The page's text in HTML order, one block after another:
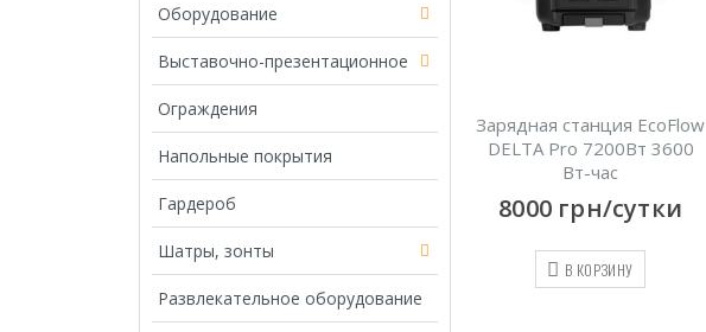
Зарядная станция EcoFlow
DELTA Pro 7200Вт 3600
Вт-час
8000 грн/сутки
В КОРЗИНУ
Оборудование
Выставочно-презентационное
Ограждения
Напольные покрытия
Гардероб
Шатры, зонты
Развлекательное оборудование